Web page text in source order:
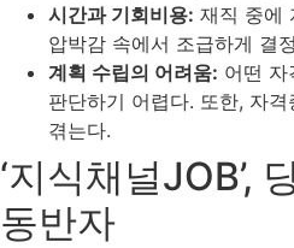
시간과 기회비용: 재직 중에
압박감 속에서 조급하게 결
계획 수립의 어려움: 어떤
판단하기 어렵다. 또한, 자
겪는다.
‘지식채널JOB’,
동반자